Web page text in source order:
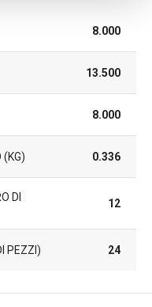
8.000
13.500
8.000
(KG) 0.336
DI
12
PEZZI) 24